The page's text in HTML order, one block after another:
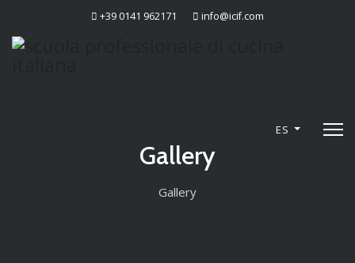
+39 0141 962171 info@icif.com
ES
Gallery
Gallery